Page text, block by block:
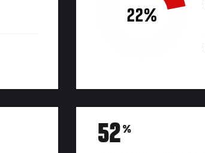
22%
52%